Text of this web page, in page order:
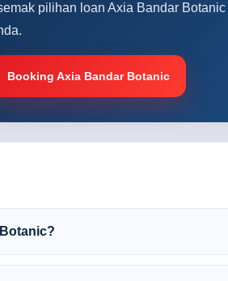
pilihan loan Axia Bandar
Booking Axia Bandar Botanic